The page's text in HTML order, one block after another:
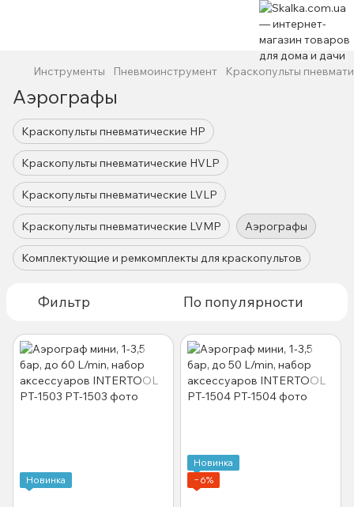
Инструменты Пневмоинструмент Краскопульты
Аэрографы
Краскопульты пневматические HP
Краскопульты пневматические HVLP
Краскопульты пневматические LVLP
Краскопульты пневматические LVMP Аэрографы
Комплектующие и ремкомплекты для краскопультов
Фильтр По популярности
Новинка
Новинка
−6%